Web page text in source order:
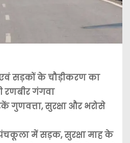
सड़कों के चौड़ीकरण का
रणबीर गंगवा
गुणवत्ता, सुरक्षा और भरोसे
में सड़क, सुरक्षा माह के